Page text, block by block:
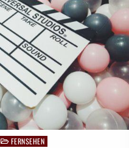
PostedFERNSEHEN